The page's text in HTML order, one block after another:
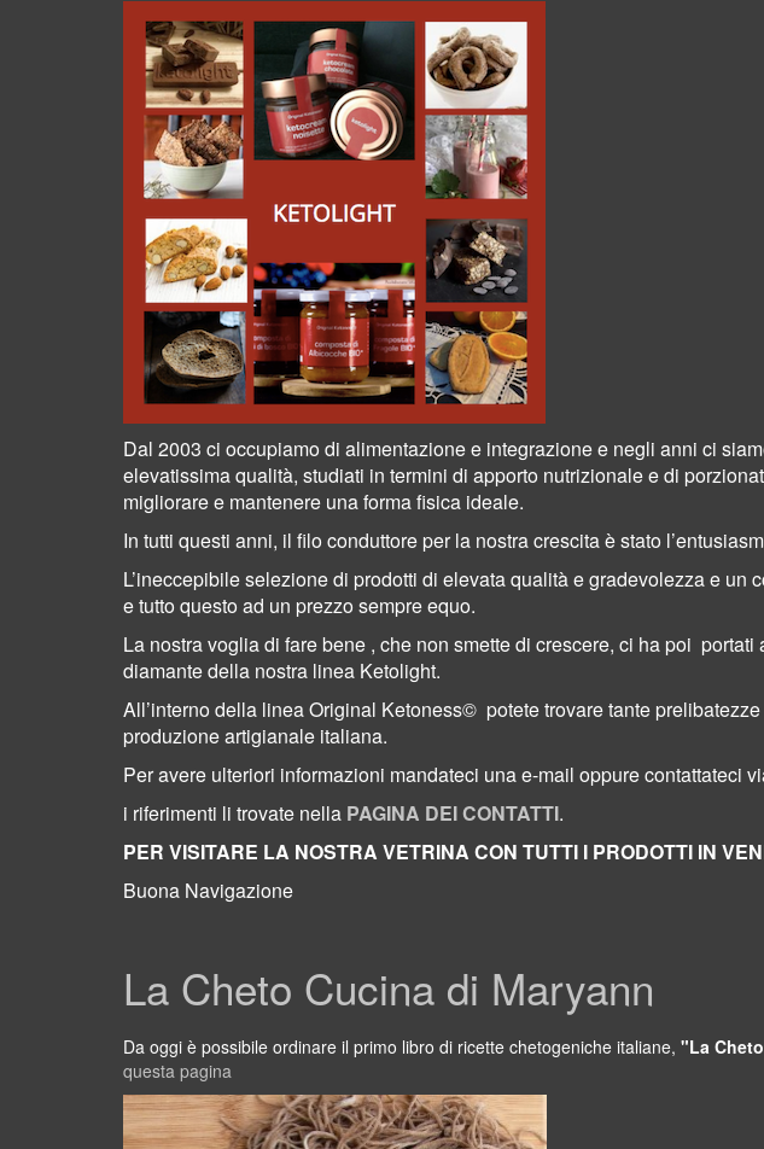
Dal 2003 ci occupiamo di alimentazione e integrazionee negli anni ci
elevatissima qualità, studiati in termini di apporto nutrizionale e di
migliorare e mantenere una forma fisica ideale.
In tutti questi anni, il filo conduttore per la nostra crescita è stato
L’ineccepibile selezione di prodotti di elevata qualità e gradevolezza e un
e tutto questo ad un prezzo sempre equo.
La nostra voglia di fare bene , che non smette di crescere, ci ha poi portati
diamante della nostra linea Ketolight.
All’interno della linea Original Ketoness© potete trovare tante
produzione artigianale italiana.
Per avere ulteriori informazioni mandateci una e-mail oppure contattateci
i riferimenti li trovate nella PAGINA DEI CONTATTI.
PER VISITARE LA NOSTRA VETRINA CON TUTTI I PRODOTTI IN
Buona Navigazione
La Cheto Cucina di Maryann
Da oggi è possibile ordinare il primo libro di ricette chetogeniche italiane, "La
questa pagina